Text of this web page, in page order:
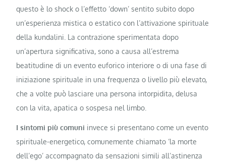
questo è lo shock o l’effetto ‘down’ sentito subito dopo
un’esperienza mistica o estatico con l’attivazione spirituale
della kundalini. La contrazione sperimentata dopo
un’apertura significativa, sono a causa all’estrema
beatitudine di un evento euforico interiore o di una fase di
iniziazione spirituale in una frequenza o livello più elevato,
che a volte può lasciare una persona intorpidita, delusa
con la vita, apatica o sospesa nel limbo.
I sintomi più comuni invece si presentano come un evento
spirituale-energetico, comunemente chiamato ‘la morte
dell’ego’ accompagnato da sensazioni simili all’astinenza